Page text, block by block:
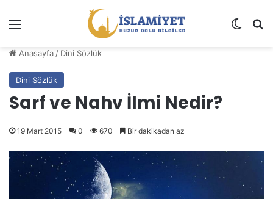
Dış
Anasayfa / Dini Sözlük
Dini Sözlük
Sarf ve Nahv İlmi Nedir?
19 Mart 2015 0 670 Bir dakikadan az